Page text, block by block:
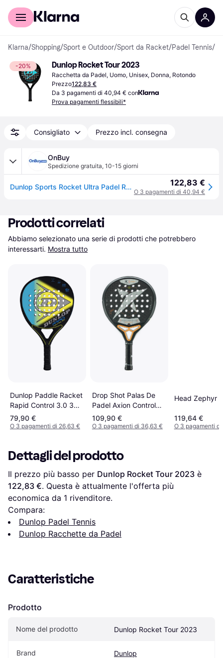
Per il tuo shopping
Klarna/Shopping/Sport e Outdoor/Sport da Racket/Padel Tennis/
-20% Dunlop Rocket Tour 2023
Racchetta da Padel, Uomo, Unisex, Donna, Rotondo
Prezzo122,83 €
Da 3 pagamenti di 40,94 € con
Prova pagamenti flessibili*
Consigliato Prezzo incl. consegna
OnBuy
Spedizione gratuita, 10-15 giorni
Dunlop Sports Rocket Ultra Padel Racket Black/Blue 122,83 €
O 3 pagamenti di 40,94 €
Prodotti correlati
Abbiamo selezionato una serie di prodotti che potrebbero
interessarti. Mostra tutto
Dunlop Paddle Racket
Rapid Control 3.0 38
mm
79,90 €
O 3 pagamenti di 26,63 €
Drop Shot Palas De
Padel Axion Control
1.0 2025
109,90 €
O 3 pagamenti di 36,63 €
Head Zephyr
119,64 €
O 3 pagamenti
Dettagli del prodotto
Il prezzo più basso per Dunlop Rocket Tour 2023
122,83 €. Questa è attualmente l'offerta più
economica da 1 rivenditore.
Compara:
Dunlop Padel Tennis
Dunlop Racchette da Padel
Caratteristiche
Prodotto
Nome del prodotto Dunlop Rocket Tour 2023
Brand Dunlop